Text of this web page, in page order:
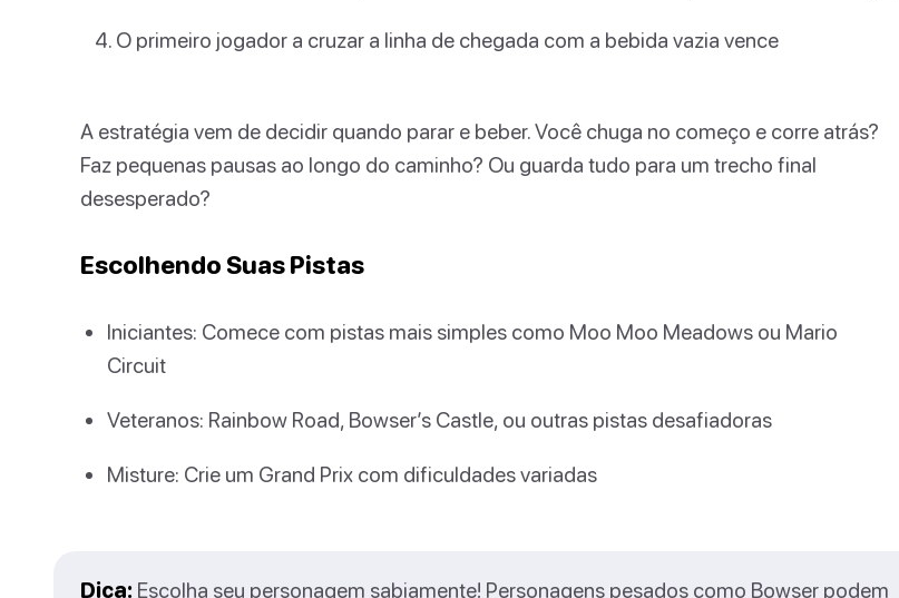
O primeiro jogador a cruzar a linha de chegada com a bebida vazia vence
A estratégia vem de decidir quando parar e beber. Você chuga no começo e corre atrás?
Faz pequenas pausas ao longo do caminho? Ou guarda tudo para um trecho final
desesperado?
Escolhendo Suas Pistas
Iniciantes: Comece com pistas mais simples como Moo Moo Meadows ou Mario
Circuit
Veteranos: Rainbow Road, Bowser’s Castle, ou outras pistas desafiadoras
Misture: Crie um Grand Prix com dificuldades variadas
Dica: Escolha seu personagem sabiamente! Personagens pesados como Bowser podem